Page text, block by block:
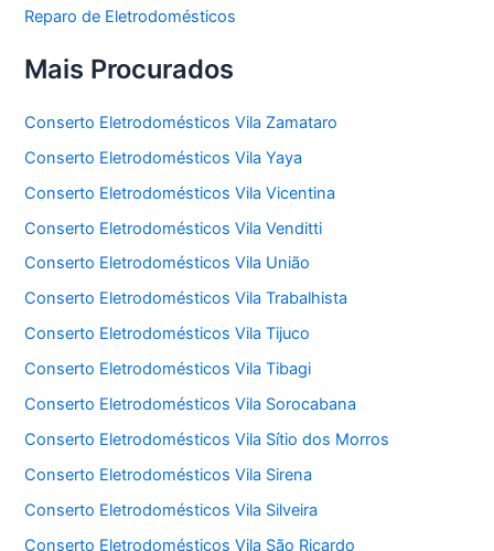
Reparo de Eletrodomésticos
Mais Procurados
Conserto Eletrodomésticos Vila Zamataro
Conserto Eletrodomésticos Vila Yaya
Conserto Eletrodomésticos Vila Vicentina
Conserto Eletrodomésticos Vila Venditti
Conserto Eletrodomésticos Vila União
Conserto Eletrodomésticos Vila Trabalhista
Conserto Eletrodomésticos Vila Tijuco
Conserto Eletrodomésticos Vila Tibagi
Conserto Eletrodomésticos Vila Sorocabana
Conserto Eletrodomésticos Vila Sítio dos Morros
Conserto Eletrodomésticos Vila Sirena
Conserto Eletrodomésticos Vila Silveira
Conserto Eletrodomésticos Vila São Ricardo